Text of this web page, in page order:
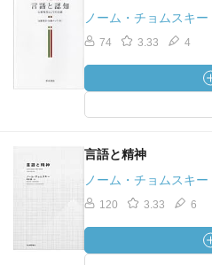
ノーム・チョムスキ
74 3.33 4
言語と精神
ノーム・チョムスキー
120 3.33 6